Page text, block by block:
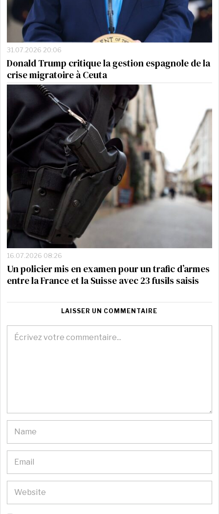
31.07.2026 20:06
Donald Trump critique la gestion espagnole de la
crise migratoire à Ceuta
16.07.2026 08:26
Un policier mis en examen pour un trafic d’armes
entre la France et la Suisse avec 23 fusils saisis
LAISSER UN COMMENTAIRE